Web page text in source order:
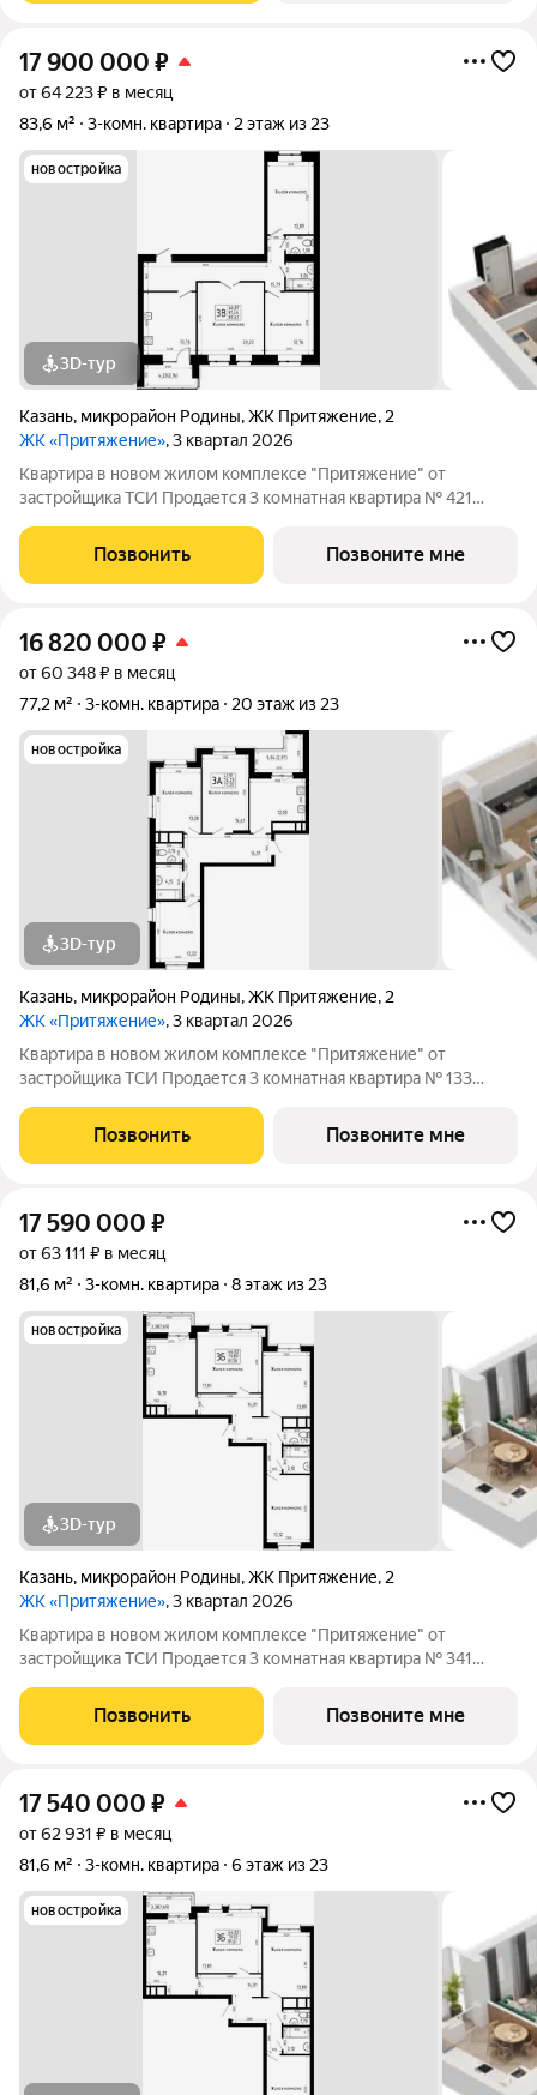
17 900 000 ₽
от 64 223 ₽ в месяц
83,6 м²
3-комн. квартира 2 этаж из 23
новостройка
3D-тур
Казань, микрорайон Родины,ЖК Притяжение, 2
ЖК «Притяжение», 3 квартал 2026
Квартира в новом жилом комплексе "Притяжение" от
застройщика ТСИ Продается 3 комнатная квартира № 421
дома. О КОМПЛЕКСЕ ЖК «Притяжение» это комфорт и
эстетика в каждом метре. Четыре дома
Позвонить Позвоните мне
16 820 000 ₽
от 60 348 ₽ в месяц
77,2 м²
3-комн. квартира 20 этаж из 23
новостройка
3D-тур
Казань, микрорайон Родины,ЖК Притяжение, 2
ЖК «Притяжение», 3 квартал 2026
Квартира в новом жилом комплексе "Притяжение" от
застройщика ТСИ Продается 3 комнатная квартира № 133
дома. О КОМПЛЕКСЕ ЖК «Притяжение» это комфорт и
эстетика в каждом метре. Четыре дома
Позвонить Позвоните мне
17 590 000 ₽
от 63 111 ₽ в месяц
81,6 м²
3-комн. квартира 8 этаж из 23
новостройка
3D-тур
Казань, микрорайон Родины,ЖК Притяжение, 2
ЖК «Притяжение», 3 квартал 2026
Квартира в новом жилом комплексе "Притяжение" от
застройщика ТСИ Продается 3 комнатная квартира № 341
дома. О КОМПЛЕКСЕ ЖК «Притяжение» это комфорт и
эстетика в каждом метре. Четыре дома
Позвонить Позвоните мне
17 540 000 ₽
от 62 931 ₽ в месяц
81,6 м²
3-комн. квартира 6 этаж из 23
новостройка